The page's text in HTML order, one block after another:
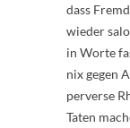
dass
wieder
in Worte
nix gegen
perverse
Taten